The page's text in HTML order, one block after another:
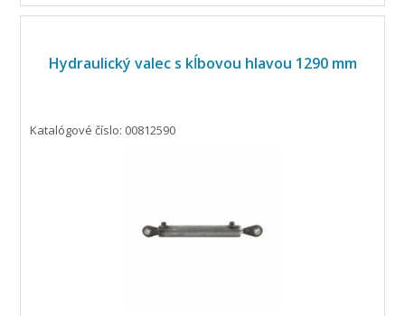
Hydraulický valec s kĺbovou hlavou 1290 mm
Katalógové číslo: 00812590